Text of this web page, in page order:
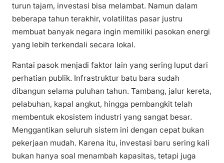
turun tajam, investasi bisa melambat. Namun dalam
beberapa tahun terakhir, volatilitas pasar justru
membuat banyak negara ingin memiliki pasokan energi
yang lebih terkendali secara lokal.
Rantai pasok menjadi faktor lain yang sering luput dari
perhatian publik. Infrastruktur batu bara sudah
dibangun selama puluhan tahun. Tambang, jalur kereta,
pelabuhan, kapal angkut, hingga pembangkit telah
membentuk ekosistem industri yang sangat besar.
Menggantikan seluruh sistem ini dengan cepat bukan
pekerjaan mudah. Karena itu, investasi baru sering kali
bukan hanya soal menambah kapasitas, tetapi juga